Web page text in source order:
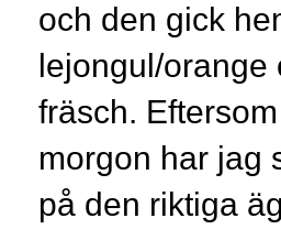
och den gick
lejongul/orange
fräsch.
morgon har jag
på den riktiga